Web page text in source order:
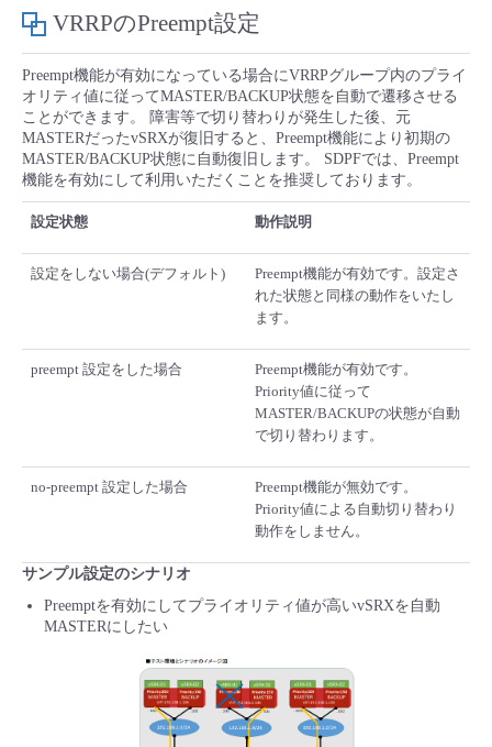
VRRPのPreempt設定
Preempt機能が有効になっている場合にVRRPグループ内のプライ
オリティ値に従ってMASTER/BACKUP状態を自動で遷移させる
ことができます。 障害等で切り替わりが発生した後、元
MASTERだったvSRXが復旧すると、Preempt機能により初期の
MASTER/BACKUP状態に自動復旧します。 SDPFでは、Preempt
機能を有効にして利用いただくことを推奨しております。
設定状態 動作説明
設定をしない場合(デフォルト)
Preempt機能が有効です。設定さ
れた状態と同様の動作をいたし
ます。
preempt 設定をした場合
Preempt機能が有効です。
Priority値に従って
MASTER/BACKUPの状態が自動
で切り替わります。
no-preempt 設定した場合
Preempt機能が無効です。
Priority値による自動切り替わり
動作をしません。
サンプル設定のシナリオ
Preemptを有効にしてプライオリティ値が高いvSRXを自動
MASTERにしたい